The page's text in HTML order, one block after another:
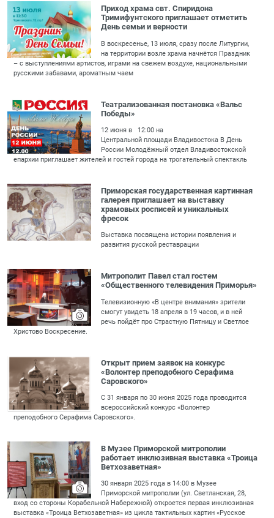
Приход храма свт. Спиридона
Тримифунтского приглашает отметить
День семьи и верности
В воскресенье, 13 июля, сразу после Литургии,
на территории возле храма начнётся Праздник
– с выступлениями артистов, играми на свежем воздухе, национальными
русскими забавами, ароматным чаем
Театрализованная постановка «Вальс
Победы»
12 июня в 12:00 на
Центральной площади Владивостока В День
России Молодёжный отдел Владивостокской
епархии приглашает жителей и гостей города на трогательный спектакль
Приморская государственная картинная
галерея приглашает на выставку
храмовых росписей и уникальных
фресок
Выставка посвящена истории появления и
развития русской реставрации
Митрополит Павел стал гостем
«Общественного телевидения Приморья»
Телевизионную «В центре внимания» зрители
смогут увидеть 18 апреля в 19 часов, и в ней
речь пойдёт про Страстную Пятницу и Светлое
Христово Воскресение.
Открыт прием заявок на конкурс
«Волонтер преподобного Серафима
Саровского»
С 31 января по 30 июня 2025 года проводится
всероссийский конкурс «Волонтер
преподобного Серафима Саровского».
В Музее Приморской митрополии
работает инклюзивная выставка «Троица
Ветхозаветная»
30 января 2025 года в 14:00 в Музее
Приморской митрополии (ул. Светланская, 28,
вход со стороны Корабельной Набережной) откроется первая инклюзивная
выставка «Троица Ветхозаветная» из цикла тактильных картин «Русское